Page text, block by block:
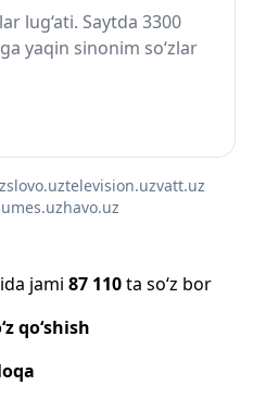
lug‘ati. Saytda 3300
yaqin sinonim so‘zlar
slovo.uztelevision.uzvatt.uz
havo.uz
jami 87 110ta so‘z bor
qo‘shish